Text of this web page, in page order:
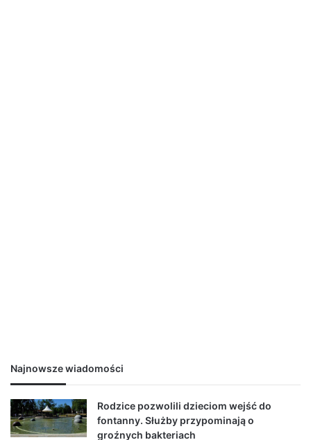
Najnowsze wiadomości
Rodzice pozwolili dzieciom wejść do
fontanny. Służby przypominają o
groźnych bakteriach